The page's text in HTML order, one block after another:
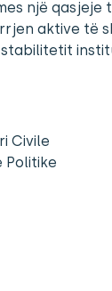
një qasjeje
aktive të
Civile
Politike